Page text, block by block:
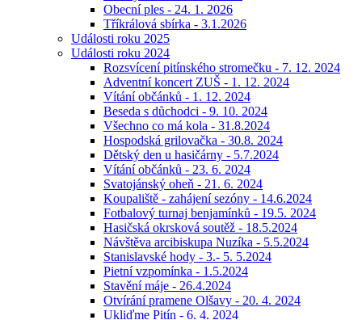
Obecní ples - 24. 1. 2026
Tříkrálová sbírka - 3.1.2026
Události roku 2025
Události roku 2024
Rozsvícení pitínského stromečku - 7. 12. 2024
Adventní koncert ZUŠ - 1. 12. 2024
Vítání občánků - 1. 12. 2024
Beseda s důchodci - 9. 10. 2024
Všechno co má kola - 31.8.2024
Hospodská grilovačka - 30.8. 2024
Dětský den u hasičárny - 5.7.2024
Vítání občánků - 23. 6. 2024
Svatojánský oheň - 21. 6. 2024
Koupaliště - zahájení sezóny - 14.6.2024
Fotbalový turnaj benjamínků - 19.5. 2024
Hasičská okrsková soutěž - 18.5.2024
Návštěva arcibiskupa Nuzíka - 5.5.2024
Stanislavské hody - 3.- 5. 5.2024
Pietní vzpomínka - 1.5.2024
Stavění máje - 26.4.2024
Otvírání pramene Olšavy - 20. 4. 2024
Ukliďme Pitín - 6. 4. 2024